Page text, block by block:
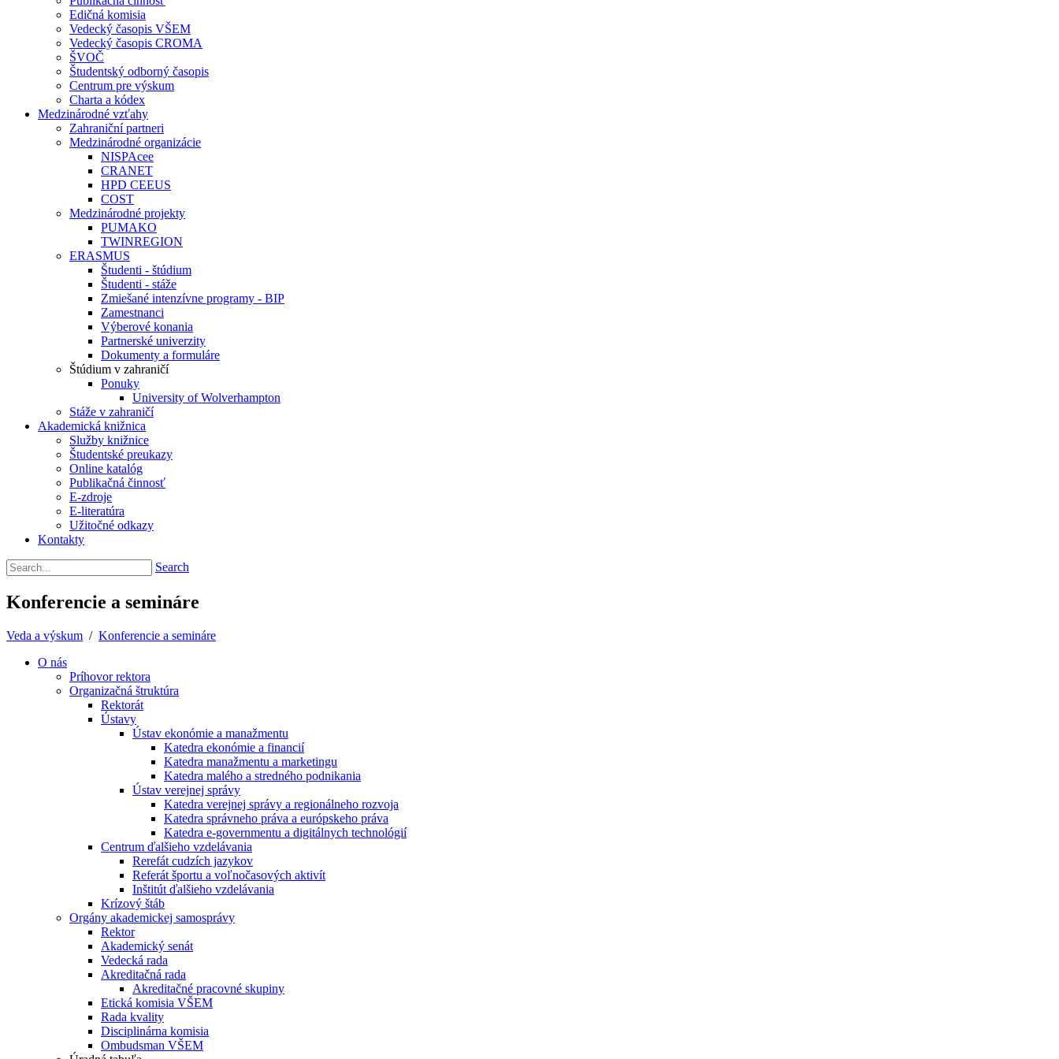
Edičná komisia
Vedecký časopis VŠEM
Vedecký časopis CROMA
ŠVOČ
Študentský odborný časopis
Centrum pre výskum
Charta a kódex
Medzinárodné vzťahy
Zahraniční partneri
Medzinárodné organizácie
NISPAcee
CRANET
HPD CEEUS
COST
Medzinárodné projekty
PUMAKO
TWINREGION
ERASMUS
Študenti - štúdium
Študenti - stáže
Zmiešané intenzívne programy - BIP
Zamestnanci
Výberové konania
Partnerské univerzity
Dokumenty a formuláre
Štúdium v zahraničí
Ponuky
University of Wolverhampton
Stáže v zahraničí
Akademická knižnica
Služby knižnice
Študentské preukazy
Online katalóg
Publikačná činnosť
E-zdroje
E-literatúra
Užitočné odkazy
Kontakty
Search
Konferencie a semináre
Veda a výskum / Konferencie a semináre
O nás
Príhovor rektora
Organizačná štruktúra
Rektorát
Ústavy
Ústav ekonómie a manažmentu
Katedra ekonómie a financií
Katedra manažmentu a marketingu
Katedra malého a stredného podnikania
Ústav verejnej správy
Katedra verejnej správy a regionálneho rozvoja
Katedra správneho práva a európskeho práva
Katedra e-governmentu a digitálnych technológií
Centrum ďalšieho vzdelávania
Rerefát cudzích jazykov
Referát športu a voľnočasových aktivít
Inštitút ďalšieho vzdelávania
Krízový štáb
Orgány akademickej samosprávy
Rektor
Akademický senát
Vedecká rada
Akreditačná rada
Akreditačné pracovné skupiny
Etická komisia VŠEM
Rada kvality
Disciplinárna komisia
Ombudsman VŠEM